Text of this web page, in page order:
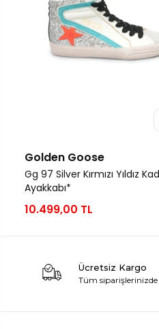
Golden Goose
Gg 97 Silver Kırmızı Yıldız
Ayakkabı*
10.499,00 TL
Ücretsiz Kargo
Tüm siparişlerinizde